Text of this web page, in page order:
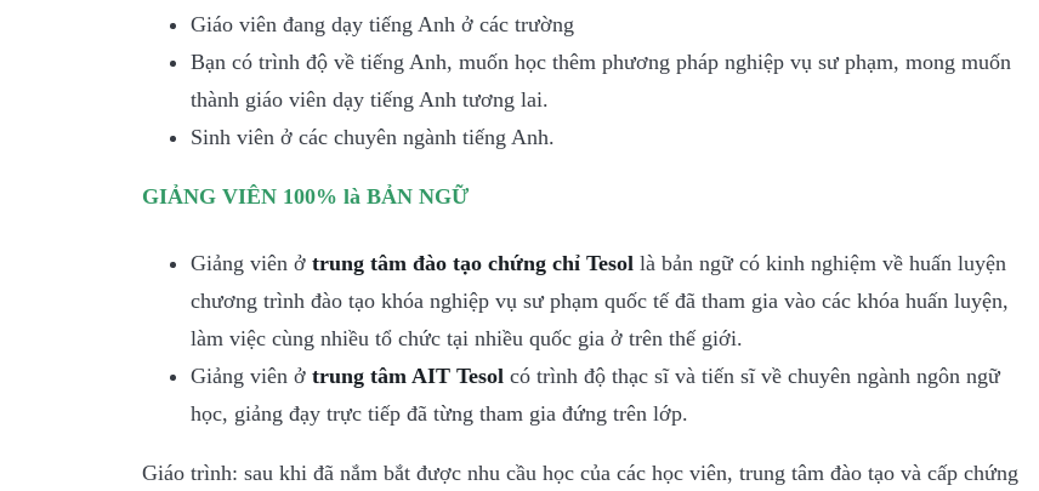
Giáo viên đang dạy tiếng Anh ở các trường
Bạn có trình độ về tiếng Anh, muốn học thêm phương pháp nghiệp vụ sư phạm, mong muốn
thành giáo viên dạy tiếng Anh tương lai.
Sinh viên ở các chuyên ngành tiếng Anh.
GIẢNG VIÊN 100% là BẢN NGỮ
Giảng viên ở trung tâm đào tạo chứng chỉ Tesol là bản ngữ có kinh nghiệm về huấn luyện
chương trình đào tạo khóa nghiệp vụ sư phạm quốc tế đã tham gia vào các khóa huấn luyện,
làm việc cùng nhiều tổ chức tại nhiều quốc gia ở trên thế giới.
Giảng viên ở trung tâm AIT Tesol có trình độ thạc sĩ và tiến sĩ về chuyên ngành ngôn ngữ
học, giảng đạy trực tiếp đã từng tham gia đứng trên lớp.
Giáo trình: sau khi đã nắm bắt được nhu cầu học của các học viên, trung tâm đào tạo và cấp chứng